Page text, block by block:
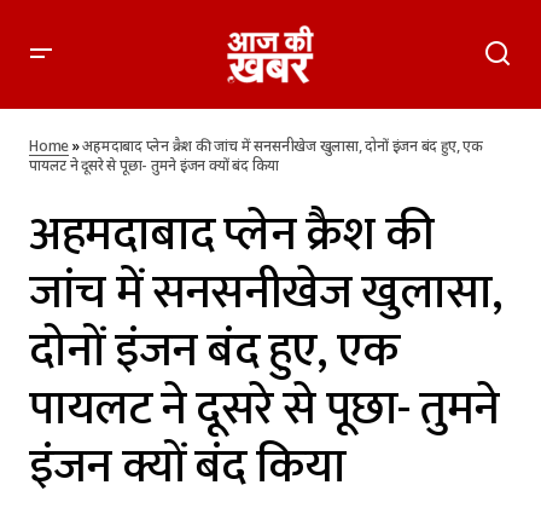
एक पायलट ने दूसरे से पूछा- तुमने इंजन क्यों बंद किया
Home»अहमदाबाद प्लेन क्रैश की जांच में सनसनीखेज खुलासा, दोनों इंजन बंद हुए, एक
पायलट ने दूसरे से पूछा- तुमने इंजन क्यों बंद किया
अहमदाबाद प्लेन क्रैश की
जांच में सनसनीखेज खुलासा,
दोनों इंजन बंद हुए, एक
पायलट ने दूसरे से पूछा- तुमने
इंजन क्यों बंद किया